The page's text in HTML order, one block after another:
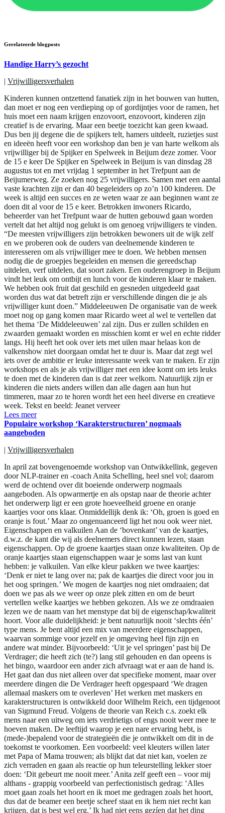
Gerelateerde blogposts
Handige Harry’s gezocht
| Vrijwilligersverhalen
Kinderen kunnen ontzettend fanatiek zijn in het bouwen van hutten,
dan moet er nog een verdieping op of gordijntjes voor de ramen, het
huis moet een naam krijgen enzovoort, enzovoort, kinderen zijn
creatief is de ervaring. Maar een beetje toezicht kan geen kwaad.
Dus ben jij degene die de spijkers telt, hamers uitdeelt, ruzietjes sust
en ideeën heeft voor een workshop dan ben je van harte welkom als
vrijwilliger bij de Spijker en Spelweek in Beijum deze zomer. Voor
de 15 e keer De Spijker en Spelweek in Beijum is van dinsdag 28
augustus tot en met vrijdag 1 september in het Trefpunt aan de
Beijumerweg. Ze zoeken nog 25 vrijwilligers. Samen met een aantal
vaste krachten zijn er dan 40 begeleiders op zo’n 100 kinderen. De
week is altijd een succes en ze weten waar ze aan beginnen want ze
doen dit al voor de 15 e keer. Betrokken inwoners Ricardo,
beheerder van het Trefpunt waar de hutten gebouwd gaan worden
vertelt dat het altijd nog gelukt is om genoeg vrijwilligers te vinden.
“De meesten vrijwilligers zijn betrokken bewoners uit de wijk zelf
en we proberen ook de ouders van deelnemende kinderen te
interesseren om als vrijwilliger mee te doen. We hebben mensen
nodig die de groepjes begeleiden en mensen die gereedschap
uitdelen, verf uitdelen, dat soort zaken. Een ouderengroep in Beijum
vindt het leuk om ontbijt en lunch voor de kinderen klaar te maken.
We hebben ook fruit dat geschild en gesneden uitgedeeld gaat
worden dus wat dat betreft zijn er verschillende dingen die je als
vrijwilliger kunt doen.” Middeleeuwen De organisatie van de week
moet nog op gang komen maar Ricardo weet al wel te vertellen dat
het thema ‘De Middeleeuwen’ zal zijn. Dus er zullen schilden en
zwaarden gemaakt worden en misschien komt er wel en echte ridder
langs. Hij heeft het ook over iets met uilen maar helaas kon de
valkenshow niet doorgaan omdat het te duur is. Maar dat zegt wel
iets over de ambitie er leuke interessante week van te maken. Er zijn
workshops en als je als vrijwilliger met een idee komt om iets leuks
te doen met de kinderen dan is dat zeer welkom. Natuurlijk zijn er
kinderen die niets anders willen dan alle dagen aan hun hut
timmeren, maar zo te horen wordt het een heel diverse en creatieve
week. Tekst en beeld: Jeanet verveer
Lees meer
Populaire workshop ‘Karakterstructuren’ nogmaals
aangeboden
| Vrijwilligersverhalen
In april zat bovengenoemde workshop van Ontwikkellink, gegeven
door NLP-trainer en -coach Anita Schelling, heel snel vol; daarom
werd de ochtend over dit boeiende onderwerp nogmaals
aangeboden. Als opwarmertje en als opstap naar de theorie achter
het onderwerp ligt er een grote hoeveelheid groene en oranje
kaartjes voor ons klaar. Onmiddellijk denk ik: ‘Oh, groen is goed en
oranje is fout.’ Maar zo ongenuanceerd ligt het nou ook weer niet.
Eigenschappen en valkuilen Aan de ‘bovenkant’ van de kaartjes,
d.w.z. de kant die wij als deelnemers direct kunnen lezen, staan
eigenschappen. Op de groene kaartjes staan onze kwaliteiten. Op de
oranje kaartjes staan eigenschappen waar je soms last van kunt
hebben: je valkuilen. Van elke kleur pakken we twee kaartjes:
‘Denk er niet te lang over na; pak de kaartjes die direct voor jou in
het oog springen.’ We mogen de kaartjes nog niet omdraaien; dat
doen we pas als we weer op onze plek zitten en om de beurt
vertellen welke kaartjes we hebben gekozen. Als we ze omdraaien
lezen we de naam van het menstype dat bij de eigenschap/kwaliteit
hoort. Voor alle duidelijkheid: je bent natuurlijk nooit ‘slechts één’
type mens. Je bent altijd een mix van meerdere eigenschappen,
waarvan sommige voor jezelf en je omgeving heel fijn zijn en
andere wat minder. Bijvoorbeeld: ‘Uit je vel springen’ past bij De
Verdrager; die heeft zich (te?) lang stil gehouden en dan opeens is
het bingo, waardoor een ander zich afvraagt wat er aan de hand is.
Het gaat dan dus niet alleen over dat specifieke moment, maar over
meerdere dingen die De Verdrager heeft opgespaard ‘We dragen
allemaal maskers om te overleven’ Het werken met maskers en
karakterstructuren is ontwikkeld door Wilhelm Reich, een tijdgenoot
van Sigmund Freud. Volgens de theorie van Reich c.s. zoekt elk
mens naar een uitweg om iets verdrietigs of engs nooit weer mee te
hoeven maken. De leeftijd waarop je een nare ervaring hebt, is
(mede-)bepalend voor de strategieën die je ontwikkelt om dit in de
toekomst te voorkomen. Een voorbeeld: veel kleuters willen later
met Papa of Mama trouwen; als blijkt dat dat niet kan, voelen ze
zich verraden en gaan als reactie op hun teleurstelling lekker stoer
doen: ‘Dit gebeurt me nooit meer.’ Anita zelf geeft een – voor mij
althans - grappig voorbeeld van perfectionistisch gedrag: ‘Alles
moet gaan zoals het hoort en ik moet me gedragen zoals het hoort,
dus dat de beamer een beetje scheef staat en ik hem niet recht kan
krijgen, dat is best wel erg.’ Ik had niet eens gezíen dat het ding